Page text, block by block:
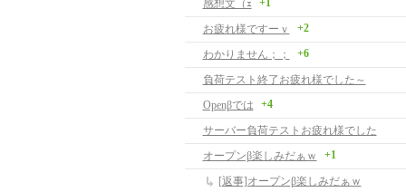
感想文（ｪ +1
お疲れ様ですーｖ +2
わかりません；； +6
負荷テスト終了お疲れ様でした～
Openβでは
+4
サーバー負荷テストお疲れ様でした
オープンβ楽しみだぁｗ
+1
[返事]オープンβ楽しみだぁｗ